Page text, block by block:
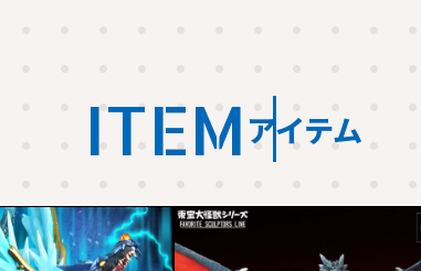
ITEM アイテム